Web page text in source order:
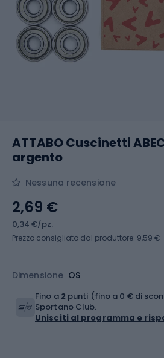
ATTABO Cuscinetti
argento
Nessuna recensione
Dimensione OS
2,69 €
0,34 €/pz.
Prezzo consigliato dal produttore: 9,59 €
Fino a 2 punti (fino a 0 € di
Sportano Club.
Unisciti al programma e